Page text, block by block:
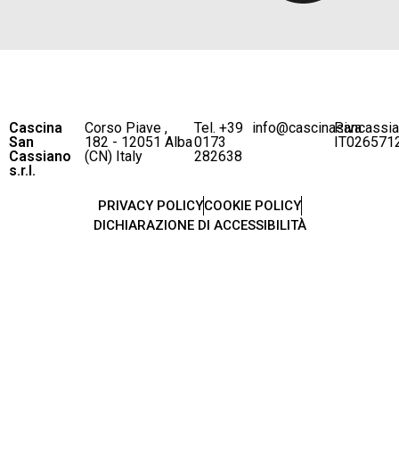
Cascina
San
Cassiano
s.r.l.
Corso Piave ,
182 - 12051 Alba
(CN) Italy
Tel. +39
0173
282638
P.iva
PRIVACY POLICYCOOKIE POLICY
DICHIARAZIONE DI ACCESSIBILITÀ